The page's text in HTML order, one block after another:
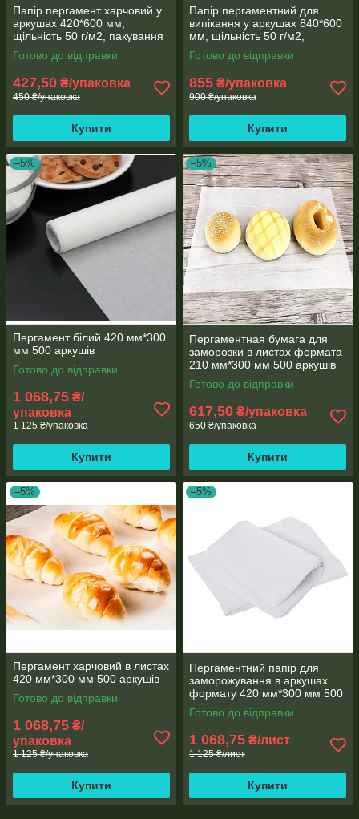
Папір пергамент харчовий у
аркушах 420*600 мм,
щільність 50 г/м2, пакування
100 аркушів, Чехія
Готово до відправки
427,50 ₴/упаковка
450 ₴/упаковка
Купити
Папір пергаментний для
випікання у аркушах 840*600
мм, щільність 50 г/м2,
пакування 100 аркушів, Чехія
Готово до відправки
855 ₴/упаковка
900 ₴/упаковка
Купити
–5%
Пергамент білий 420 мм*300
мм 500 аркушів
Готово до відправки
1 068,75 ₴/
упаковка
1 125 ₴/упаковка
Купити
–5%
Пергаментная бумага для
заморозки в листах формата
210 мм*300 мм 500 аркушів
Готово до відправки
617,50 ₴/упаковка
650 ₴/упаковка
Купити
–5%
Пергамент харчовий в листах
420 мм*300 мм 500 аркушів
Готово до відправки
1 068,75 ₴/
упаковка
1 125 ₴/упаковка
Купити
–5%
Пергаментний папір для
заморожування в аркушах
формату 420 мм*300 мм 500
аркушів
Готово до відправки
1 068,75 ₴/лист
1 125 ₴/лист
Купити